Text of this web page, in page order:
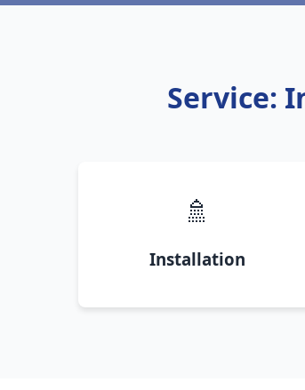
Service:
🚿
Installation